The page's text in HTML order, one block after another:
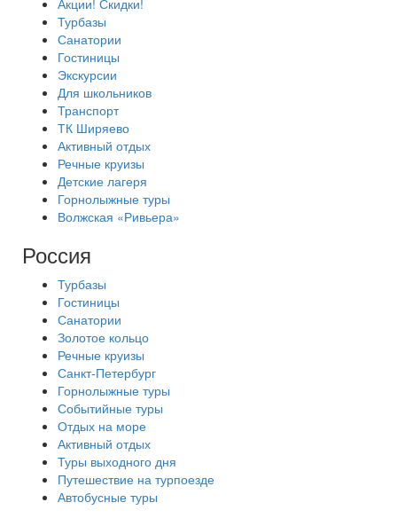
Акции! Скидки!
Турбазы
Санатории
Гостиницы
Экскурсии
Для школьников
Транспорт
ТК Ширяево
Активный отдых
Речные круизы
Детские лагеря
Горнолыжные туры
Волжская «Ривьера»
Россия
Турбазы
Гостиницы
Санатории
Золотое кольцо
Речные круизы
Санкт-Петербург
Горнолыжные туры
Событийные туры
Отдых на море
Активный отдых
Туры выходного дня
Путешествие на турпоезде
Автобусные туры